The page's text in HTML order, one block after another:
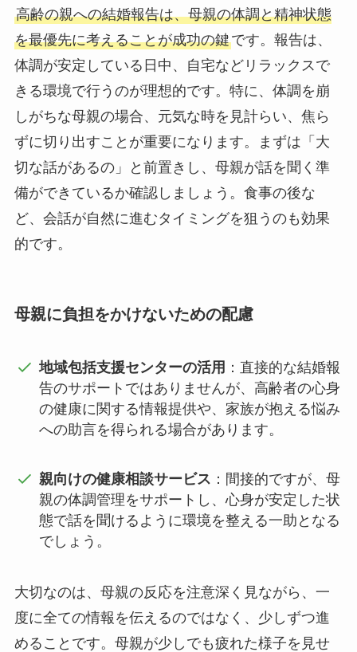
高齢の親への結婚報告は、母親の体調と精神状態
を最優先に考えることが成功の鍵です。報告は、
体調が安定している日中、自宅などリラックスで
きる環境で行うのが理想的です。特に、体調を崩
しがちな母親の場合、元気な時を見計らい、焦ら
ずに切り出すことが重要になります。まずは「大
切な話があるの」と前置きし、母親が話を聞く準
備ができているか確認しましょう。食事の後な
ど、会話が自然に進むタイミングを狙うのも効果
的です。
母親に負担をかけないための配慮
地域包括支援センターの活用 ：直接的な結婚報
告のサポートではありませんが、高齢者の心身
の健康に関する情報提供や、家族が抱える悩み
への助言を得られる場合があります。
親向けの健康相談サービス ：間接的ですが、母
親の体調管理をサポートし、心身が安定した状
態で話を聞けるように環境を整える一助となる
でしょう。
大切なのは、母親の反応を注意深く見ながら、一
度に全ての情報を伝えるのではなく、少しずつ進
めることです。母親が少しでも疲れた様子を見せ